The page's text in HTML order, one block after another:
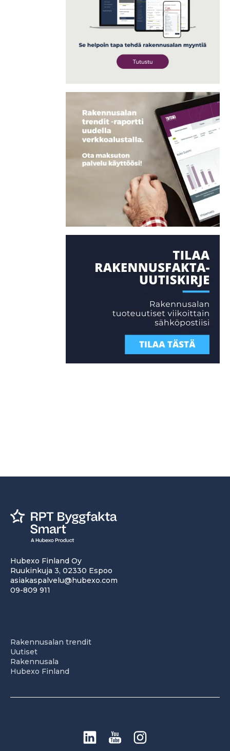
Hubexo Finland Oy
Ruukinkuja 3, 02330 Espoo
asiakaspalvelu@hubexo.com
09-809 911
Rakennusalan trendit
Uutiset
Rakennusala
Hubexo Finland